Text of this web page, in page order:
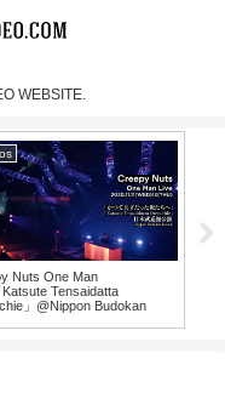
WEBSITE.
Nuts One Man
Katsute Tensaidatta
」@Nippon Budokan